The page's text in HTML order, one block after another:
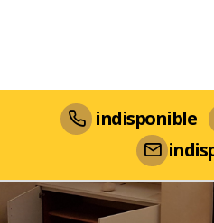
indisponible